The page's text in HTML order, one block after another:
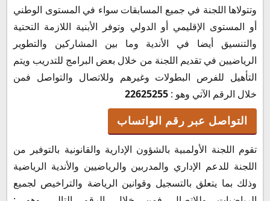
وتتولاها اللجنة في جميع المسابقات سواء في المستوى الوطني
أو المستوى الإقليمي أو الدولي وتوفر الأبنية اللازمة التحتية
والتنسيق أيضا في الأندية وما بين المشاركين والتطوير
الرياضيين في تقديم اللجنة من خلال بعض البرامج للتدريب ويتم
التأهيل للفرص البطولات وغيرهم وللاتصال والتواصل فمن
خلال الرقم الآتي وهو : 22625255
التواصل عبر رقم الواتساب
تقوم اللجنة الأولمبية بالشؤون الإدارية والقانونية بالتوفير من
اللجنة للدعم الإداري والمدربين والرياضيين والأندية الرياضية
وذلك بما يتعلق بالتسجيل وقوانين الرياضة والتراخيص لجميع